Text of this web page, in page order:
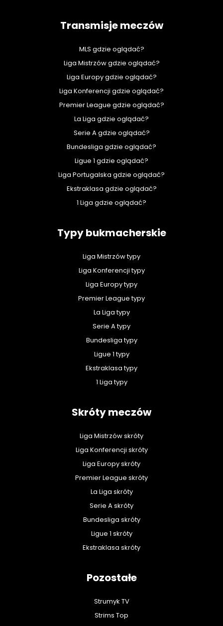
Transmisje meczów
MLS gdzie oglądać?
Liga Mistrzów gdzie oglądać?
Liga Europy gdzie oglądać?
Liga Konferencji gdzie oglądać?
Premier League gdzie oglądać?
La Liga gdzie oglądać?
Serie A gdzie oglądać?
Bundesliga gdzie oglądać?
Ligue 1 gdzie oglądać?
Liga Portugalska gdzie oglądać?
Ekstraklasa gdzie oglądać?
1 Liga gdzie oglądać?
Typy bukmacherskie
Liga Mistrzów typy
Liga Konferencji typy
Liga Europy typy
Premier League typy
La Liga typy
Serie A typy
Bundesliga typy
Ligue 1 typy
Ekstraklasa typy
1 Liga typy
Skróty meczów
Liga Mistrzów skróty
Liga Konferencji skróty
Liga Europy skróty
Premier League skróty
La Liga skróty
Serie A skróty
Bundesliga skróty
Ligue 1 skróty
Ekstraklasa skróty
Pozostałe
Strumyk TV
Strims Top